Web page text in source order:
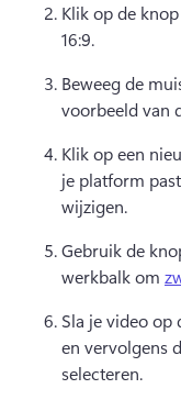
Klik op de
16:9.
Beweeg de
voorbeeld van
Klik op een
je platform
wijzigen.
Gebruik de
werkbalk om
Sla je video op
en vervolgens
selecteren.